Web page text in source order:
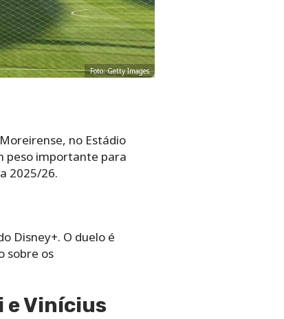
Foto: Getty Images
no Estádio
peso importante para
2025/26.
Disney+. O duelo é
sobre os
e Vinícius